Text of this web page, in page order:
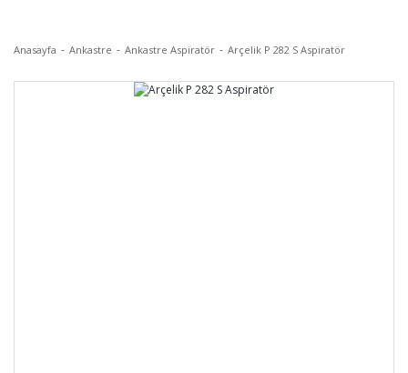
Anasayfa Ankastre Ankastre Aspiratör Arçelik P 282 S Aspiratör